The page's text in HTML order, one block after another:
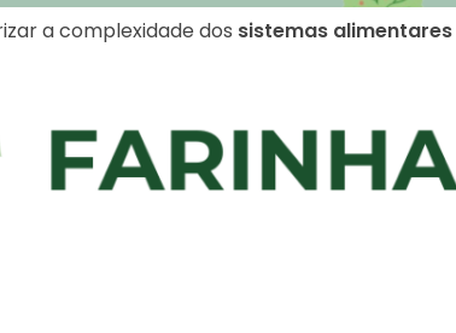
a complexidade dos sistemas alimentares